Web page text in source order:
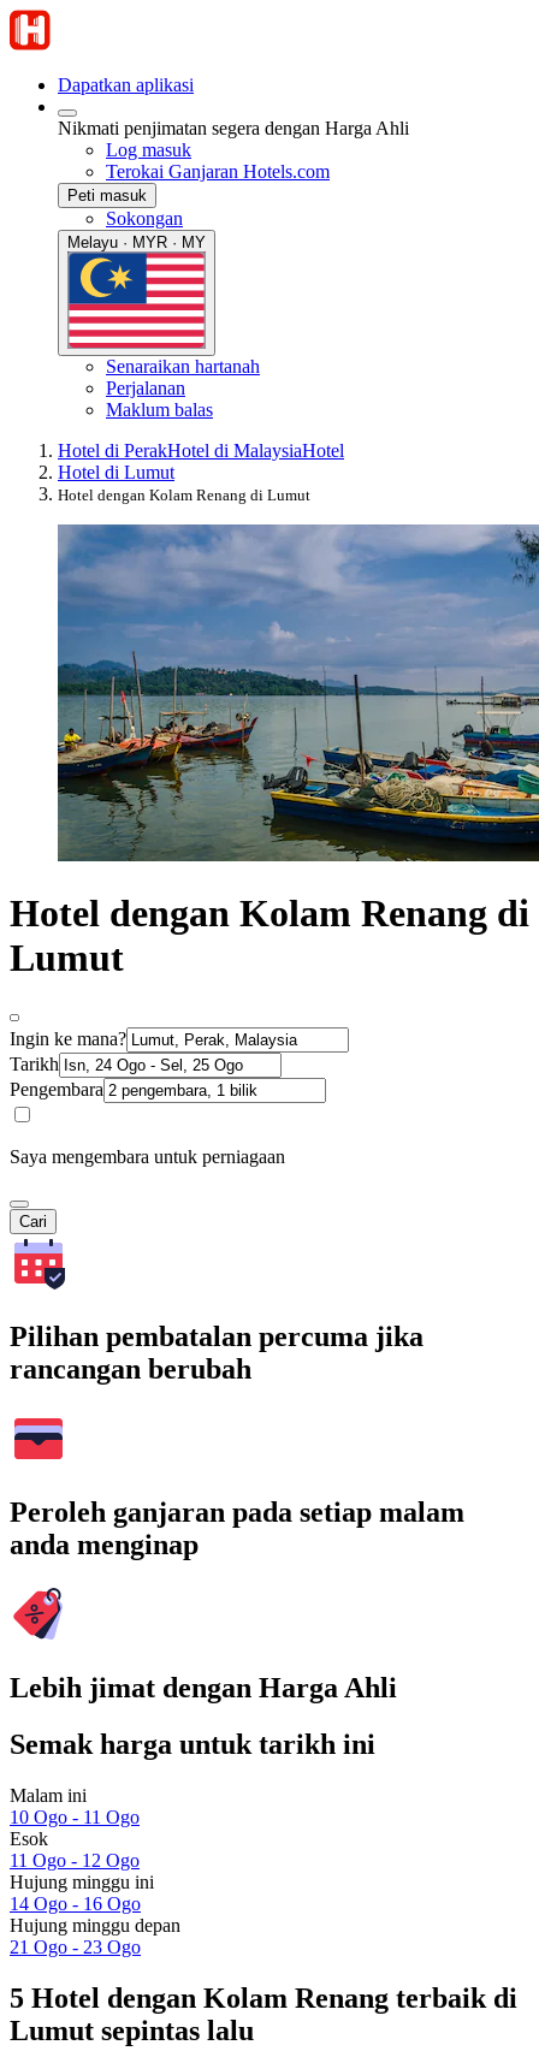
Dapatkan aplikasi
Nikmati penjimatan segera dengan Harga Ahli
Log masuk
Terokai Ganjaran Hotels.com
Peti masuk
Sokongan
Melayu · MYR · MY
Senaraikan hartanah
Perjalanan
Maklum balas
Hotel di PerakHotel di MalaysiaHotel
Hotel di Lumut
Hotel dengan Kolam Renang di Lumut
Hotel dengan Kolam Renang di
Lumut
Ingin ke mana?
Tarikh
Pengembara
Saya mengembara untuk perniagaan
Cari
Pilihan pembatalan percuma jika
rancangan berubah
Peroleh ganjaran pada setiap malam
anda menginap
Lebih jimat dengan Harga Ahli
Semak harga untuk tarikh ini
Malam ini
10 Ogo - 11 Ogo
Esok
11 Ogo - 12 Ogo
Hujung minggu ini
14 Ogo - 16 Ogo
Hujung minggu depan
21 Ogo - 23 Ogo
5 Hotel dengan Kolam Renang terbaik di
Lumut sepintas lalu